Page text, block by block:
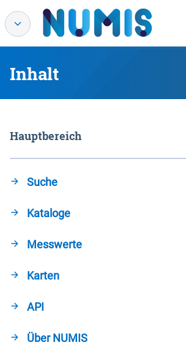
Inhalt
Hauptbereich
Suche
Kataloge
Messwerte
Karten
API
Über NUMIS